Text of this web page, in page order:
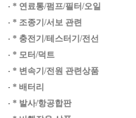
· * 연료통/펌프/필터/오일
· * 조종기/서보 관련
· * 충전기/테스터기/전선
· * 모터/덕트
· * 변속기/전원 관련상품
· * 배터리
· * 발사/항공합판